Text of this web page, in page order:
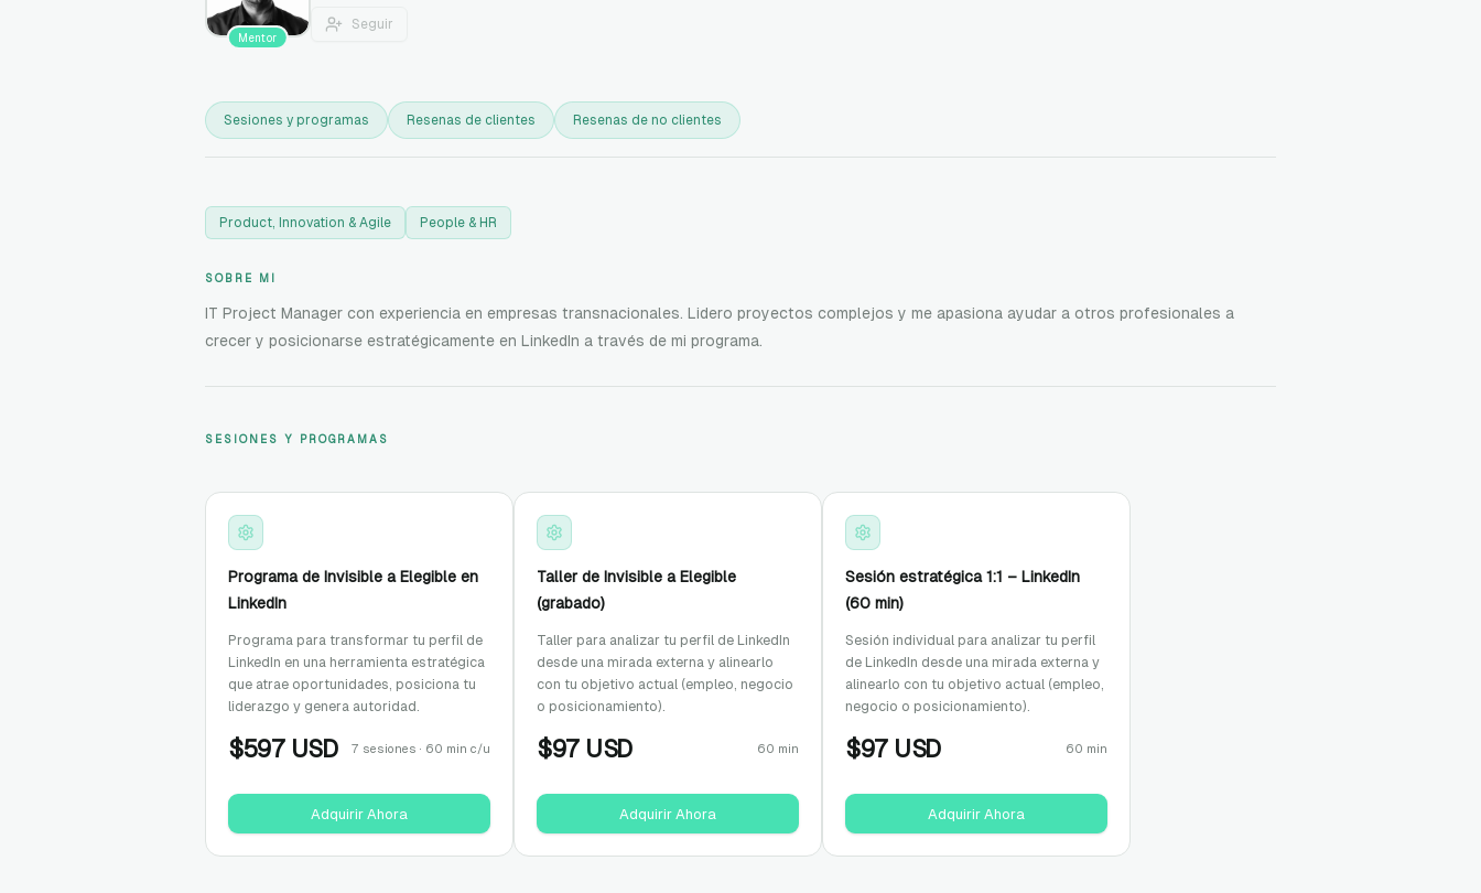
Mentor
Seguir
Sesiones y programas Resenas de clientes Resenas de no clientes
Product, Innovation & Agile People & HR
SOBRE MI
IT Project Manager con experiencia en empresas transnacionales. Lidero proyectos complejos y me apasiona ayudar a otros profesionales a
crecer y posicionarse estratégicamente en LinkedIn a través de mi programa.
SESIONES Y PROGRAMAS
Programa de Invisible a Elegible en
LinkedIn
Programa para transformar tu perfil de
LinkedIn en una herramienta estratégica
que atrae oportunidades, posiciona tu
liderazgo y genera autoridad.
$597USD 7 sesiones · 60 min c/u
Adquirir Ahora
Taller de Invisible a Elegible
(grabado)
Taller para analizar tu perfil de LinkedIn
desde una mirada externa y alinearlo
con tu objetivo actual (empleo, negocio
o posicionamiento).
$97USD 60 min
Adquirir Ahora
Sesión estratégica 1:1 – LinkedIn
(60 min)
Sesión individual para analizar tu perfil
de LinkedIn desde una mirada externa y
alinearlo con tu objetivo actual (empleo,
negocio o posicionamiento).
$97USD 60 min
Adquirir Ahora